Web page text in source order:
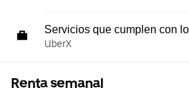
Servicios que cumplen con
UberX
Renta semanal